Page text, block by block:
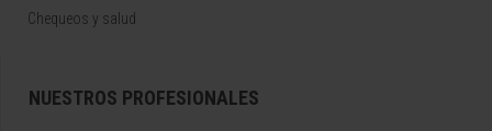
Chequeos y salud
NUESTROS PROFESIONALES